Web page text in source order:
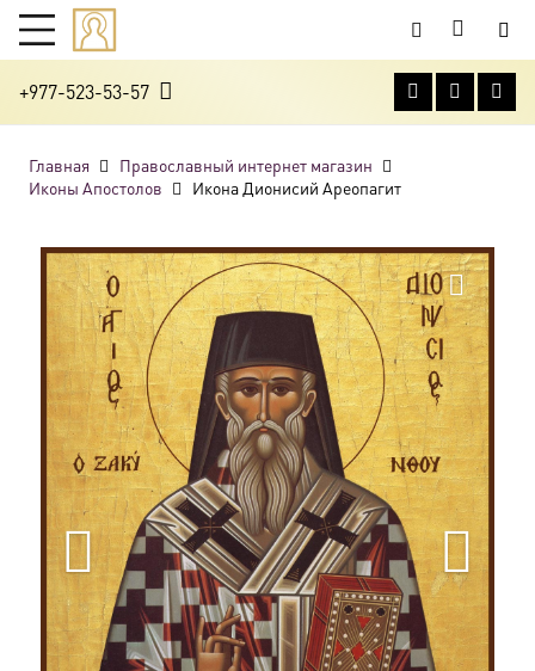
+977-523-53-57
Главная
Православный интернет магазин
Иконы Апостолов
Икона Дионисий Ареопагит